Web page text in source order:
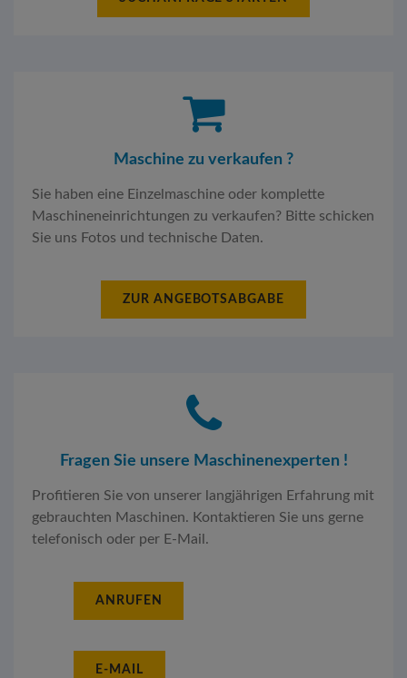
Maschine zu verkaufen ?
Sie haben eine Einzelmaschine oder komplette
Maschineneinrichtungen zu verkaufen? Bitte schicken
Sie uns Fotos und technische Daten.
ZUR ANGEBOTSABGABE
Fragen Sie unsere Maschinenexperten !
Profitieren Sie von unserer langjährigen Erfahrung mit
gebrauchten Maschinen. Kontaktieren Sie uns gerne
telefonisch oder per E-Mail.
ANRUFEN
E-MAIL